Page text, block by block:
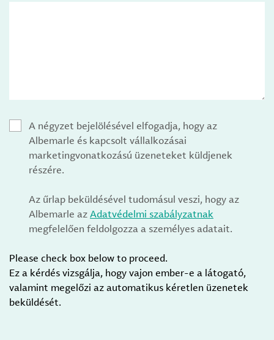
A négyzet bejelölésével elfogadja, hogy az
Albemarle és kapcsolt vállalkozásai
marketingvonatkozású üzeneteket küldjenek
részére.
Az űrlap beküldésével tudomásul veszi, hogy az
Albemarle azAdatvédelmi szabályzatnak
megfelelően feldolgozza a személyes adatait.
Please check box below to proceed.
Ez a kérdés vizsgálja, hogy vajon ember-e a látogató,
valamint megelőzi az automatikus kéretlen üzenetek
beküldését.